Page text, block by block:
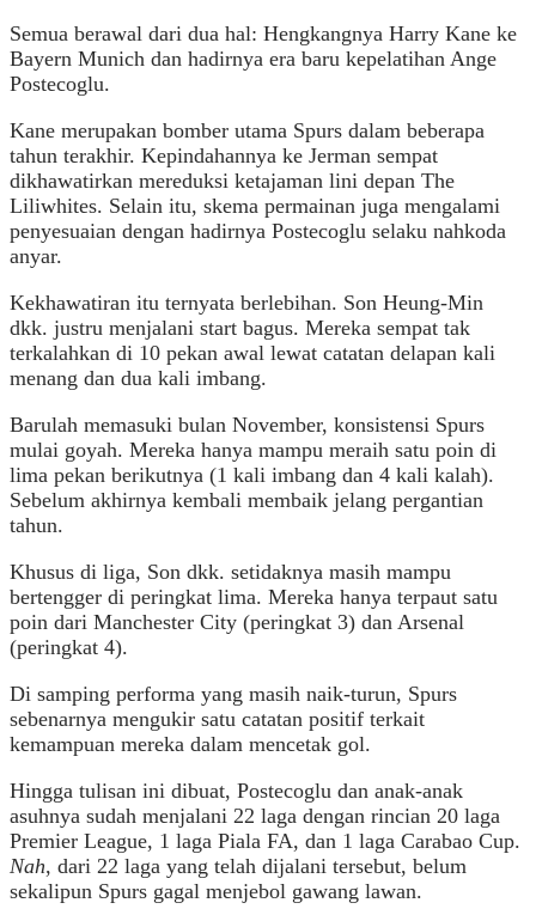
Semua berawal dari dua hal: Hengkangnya Harry Kane ke
Bayern Munich dan hadirnya era baru kepelatihan Ange
Postecoglu.
Kane merupakan bomber utama Spurs dalam beberapa
tahun terakhir. Kepindahannya ke Jerman sempat
dikhawatirkan mereduksi ketajaman lini depan The
Liliwhites. Selain itu, skema permainan juga mengalami
penyesuaian dengan hadirnya Postecoglu selaku nahkoda
anyar.
Kekhawatiran itu ternyata berlebihan. Son Heung-Min
dkk. justru menjalani start bagus. Mereka sempat tak
terkalahkan di 10 pekan awal lewat catatan delapan kali
menang dan dua kali imbang.
Barulah memasuki bulan November, konsistensi Spurs
mulai goyah. Mereka hanya mampu meraih satu poin di
lima pekan berikutnya (1 kali imbang dan 4 kali kalah).
Sebelum akhirnya kembali membaik jelang pergantian
tahun.
Khusus di liga, Son dkk. setidaknya masih mampu
bertengger di peringkat lima. Mereka hanya terpaut satu
poin dari Manchester City (peringkat 3) dan Arsenal
(peringkat 4).
Di samping performa yang masih naik-turun, Spurs
sebenarnya mengukir satu catatan positif terkait
kemampuan mereka dalam mencetak gol.
Hingga tulisan ini dibuat, Postecoglu dan anak-anak
asuhnya sudah menjalani 22 laga dengan rincian 20 laga
Premier League, 1 laga Piala FA, dan 1 laga Carabao Cup.
Nah, dari 22 laga yang telah dijalani tersebut, belum
sekalipun Spurs gagal menjebol gawang lawan.